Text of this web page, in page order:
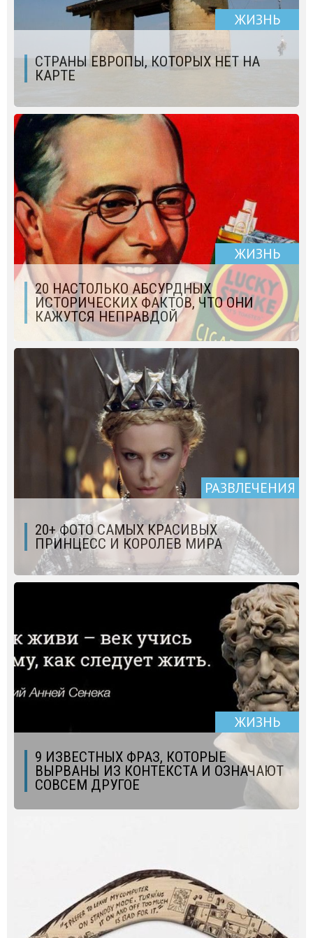
ЖИЗНЬ
СТРАНЫ ЕВРОПЫ, КОТОРЫХ НЕТ НА
КАРТЕ
ЖИЗНЬ
20 НАСТОЛЬКО АБСУРДНЫХ
ИСТОРИЧЕСКИХ ФАКТОВ, ЧТО ОНИ
КАЖУТСЯ НЕПРАВДОЙ
РАЗВЛЕЧЕНИЯ
20+ ФОТО САМЫХ КРАСИВЫХ
ПРИНЦЕСС И КОРОЛЕВ МИРА
ЖИЗНЬ
9 ИЗВЕСТНЫХ ФРАЗ, КОТОРЫЕ
ВЫРВАНЫ ИЗ КОНТЕКСТА И ОЗНАЧАЮТ
СОВСЕМ ДРУГОЕ